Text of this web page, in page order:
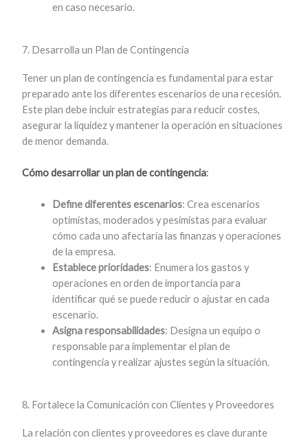
en caso necesario.
7. Desarrolla un Plan de Contingencia
Tener un plan de contingencia es fundamental para estar
preparado ante los diferentes escenarios de una recesión.
Este plan debe incluir estrategias para reducir costes,
asegurar la liquidez y mantener la operación en situaciones
de menor demanda.
Cómo desarrollar un plan de contingencia:
Define diferentes escenarios: Crea escenarios
optimistas, moderados y pesimistas para evaluar
cómo cada uno afectaría las finanzas y operaciones
de la empresa.
Establece prioridades: Enumera los gastos y
operaciones en orden de importancia para
identificar qué se puede reducir o ajustar en cada
escenario.
Asigna responsabilidades: Designa un equipo o
responsable para implementar el plan de
contingencia y realizar ajustes según la situación.
8. Fortalece la Comunicación con Clientes y Proveedores
La relación con clientes y proveedores es clave durante